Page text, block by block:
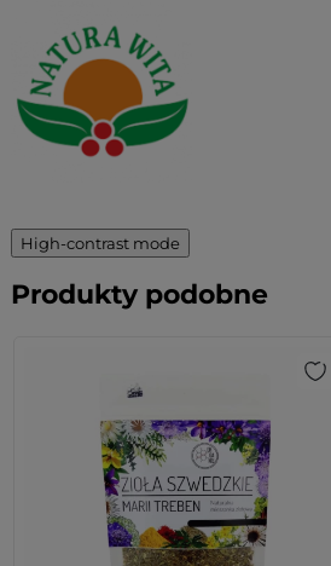
High-contrast mode
Produkty podobne